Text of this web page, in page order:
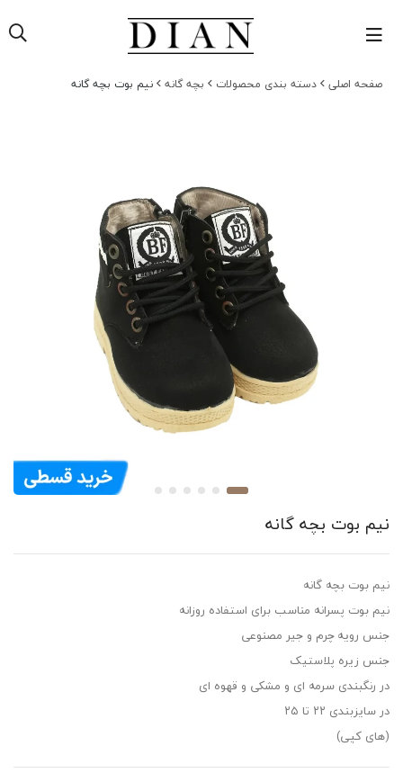
صفحه اصلی دسته بندی محصولات بچه گانه نیم بوت بچه گانه
نیم بوت بچه گانه
نیم بوت بچه گانه
نیم بوت پسرانه مناسب برای استفاده روزانه
جنس رویه چرم و جیر مصنوعی
جنس زیره پلاستیک
در رنگبندی سرمه ای و مشکی و قهوه ای
در سایزبندی ۲۲ تا ۲۵
(های کپی)